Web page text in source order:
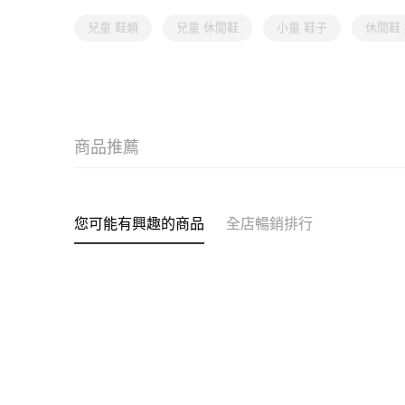
兒童 鞋類 兒童 休閒鞋 小童 鞋子 休閒鞋
商品推薦
您可能有興趣的商品 全店暢銷排行